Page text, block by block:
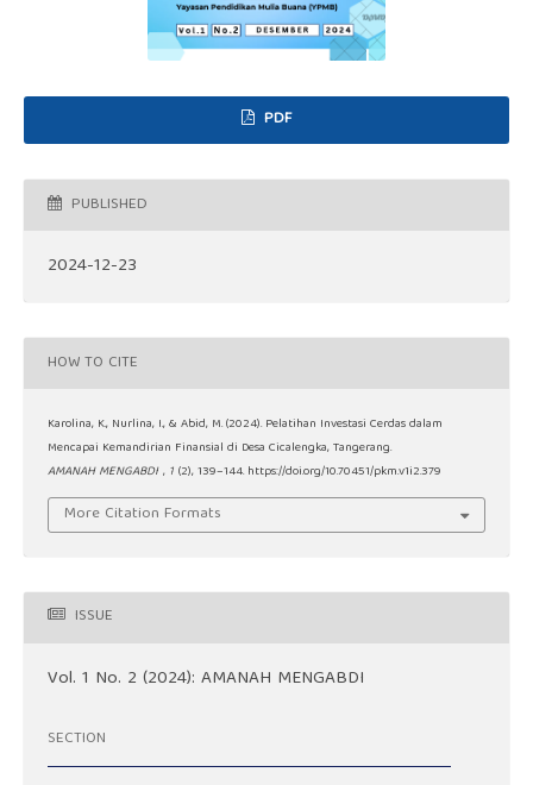
PDF
PUBLISHED
2024-12-23
HOW TO CITE
Karolina, K., Nurlina, I., & Abid, M. (2024). Pelatihan Investasi Cerdas dalam
Mencapai Kemandirian Finansial di Desa Cicalengka, Tangerang.
AMANAH MENGABDI , 1 (2), 139–144. https://doi.org/10.70451/pkm.v1i2.379
More Citation Formats
ISSUE
Vol. 1 No. 2 (2024): AMANAH MENGABDI
SECTION